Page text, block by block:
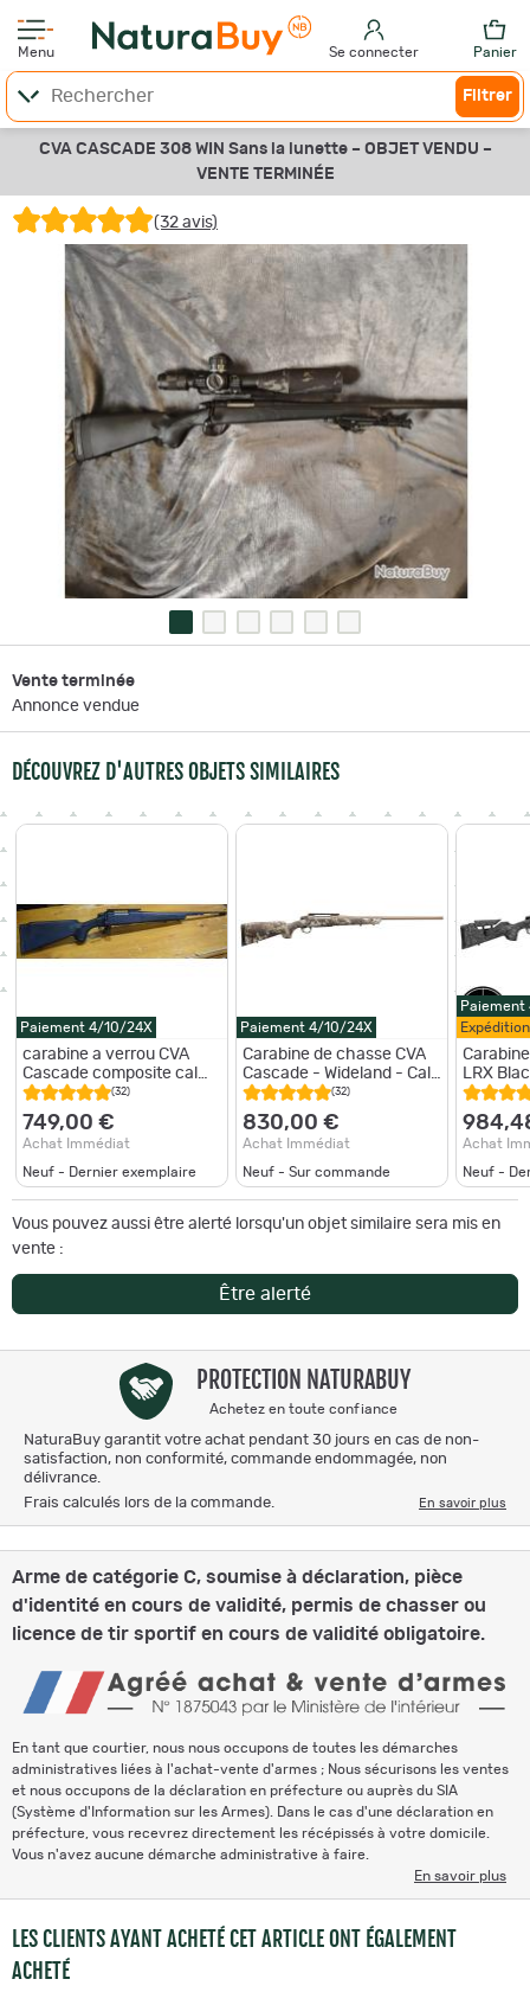
Menu Se connecter Panier
Filtrer
CVA CASCADE 308 WIN Sans la lunette – OBJET VENDU –
VENTE TERMINÉE
(32 avis)
Vente terminée
Annonce vendue
DÉCOUVREZ D'AUTRES OBJETS SIMILAIRES
Paiement 4/10/24X
carabine a verrou CVA
Cascade composite cal
308 win canon 56cm
fileté
(32)
749,00 €
Achat Immédiat
Neuf - Dernier exemplaire
Paiement 4/10/24X
Carabine de chasse CVA
Cascade - Wideland - Cal.
308 Win
(32)
830,00 €
Achat Immédiat
Neuf - Sur commande
LRX
Win
Achat
Neuf -
Vous pouvez aussi être alerté lorsqu'un objet similaire sera mis en
vente :
Être alerté
PROTECTION NATURABUY
Achetez en toute confiance
NaturaBuy garantit votre achat pendant 30 jours en cas de non-
satisfaction, non conformité, commande endommagée, non
délivrance.
Frais calculés lors de la commande.
En savoir plus
Arme de catégorie C, soumise à déclaration, pièce
d'identité en cours de validité, permis de chasser ou
licence de tir sportif en cours de validité obligatoire.
En tant que courtier, nous nous occupons de toutes les démarches
administratives liées à l'achat-vente d'armes ; Nous sécurisons les ventes
et nous occupons de la déclaration en préfecture ou auprès du SIA
(Système d'Information sur les Armes). Dans le cas d'une déclaration en
préfecture, vous recevrez directement les récépissés à votre domicile.
Vous n'avez aucune démarche administrative à faire.
En savoir plus
LES CLIENTS AYANT ACHETÉ CET ARTICLE ONT ÉGALEMENT
ACHETÉ